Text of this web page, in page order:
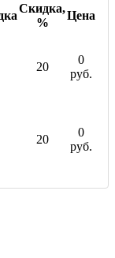
Скидка,
%
Цена
20
0
руб.
20
0
руб.